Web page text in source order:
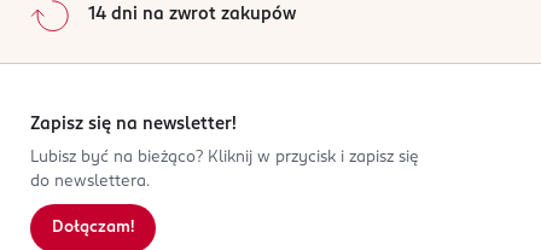
14 dni na zwrot zakupów
Zapisz się na newsletter!
Lubisz być na bieżąco? Kliknij w przycisk i zapisz się
do newslettera.
Dołączam!